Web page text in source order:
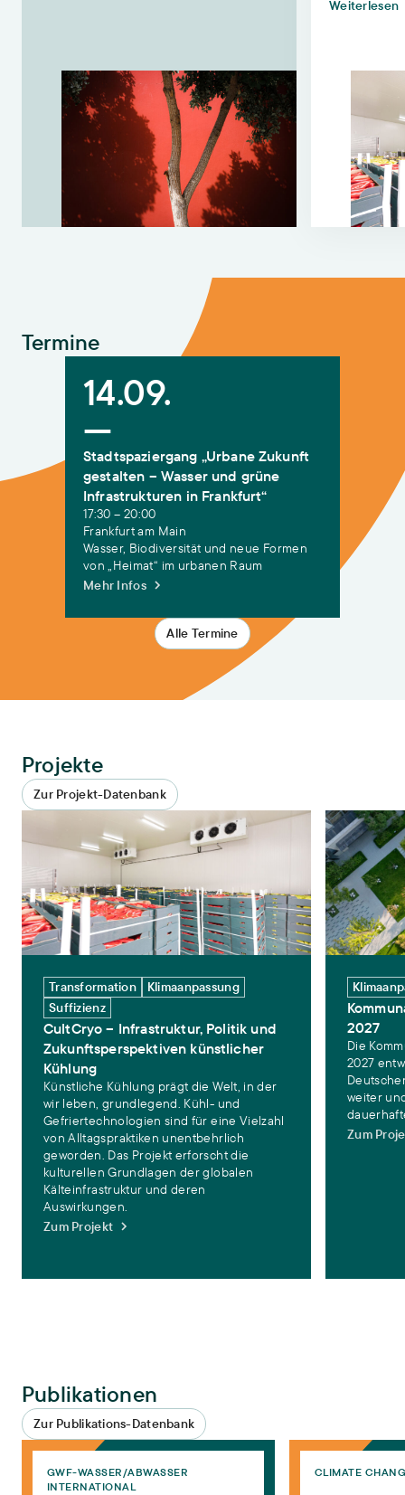
Weiterlesen
Termine
14.09.
—
Stadtspaziergang „Urbane Zukunft
gestalten – Wasser und grüne
Infrastrukturen in Frankfurt“
17:30– 20:00
Frankfurt am Main
Wasser, Biodiversität und neue Formen
von „Heimat“ im urbanen Raum
Mehr Infos
Alle Termine
Projekte
Zur Projekt-Datenbank
CultCryo – Infrastruktur, Politik und Zukunftsperspektiven
Transformation
Klimaanpassung
Suffizienz
CultCryo – Infrastruktur, Politik und
Zukunftsperspektiven künstlicher
Kühlung
Künstliche Kühlung prägt die Welt, in der
wir leben, grundlegend. Kühl- und
Gefriertechnologien sind für eine Vielzahl
von Alltagspraktiken unentbehrlich
geworden. Das Projekt erforscht die
kulturellen Grundlagen der globalen
Kälteinfrastruktur und deren
Auswirkungen.
Zum Projekt
2027
Die
2027
weiter
Zum
Publikationen
Zur Publikations-Datenbank
Wo stehen die Kommunen bei der Klimawandelanpassung?
GWF-WASSER/ABWASSER
INTERNATIONAL
Fortschritte in der
CLIMATE